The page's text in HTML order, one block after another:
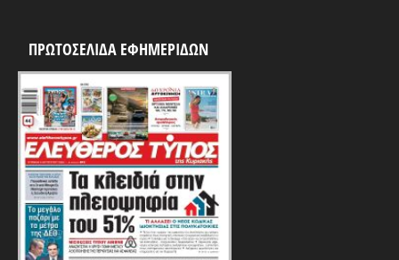
ΠΡΩΤΟΣΕΛΙΔΑ ΕΦΗΜΕΡΙΔΩΝ